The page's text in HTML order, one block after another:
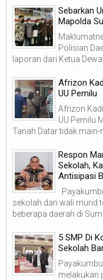
Sebarkan
Mapolda
Polisian
laporan dari Ketua
Afrizon
UU Pemilu
Afrizon
UU Pemilu
Tanah Datar tidak main-
Respon
Sekolah,
Antisipasi
sekolah dan wali murid
beberapa daerah di
5 SMP Di
Sekolah
melakukan